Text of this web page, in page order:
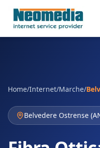
Home/Internet/Marche/
Belvedere Ostrense (